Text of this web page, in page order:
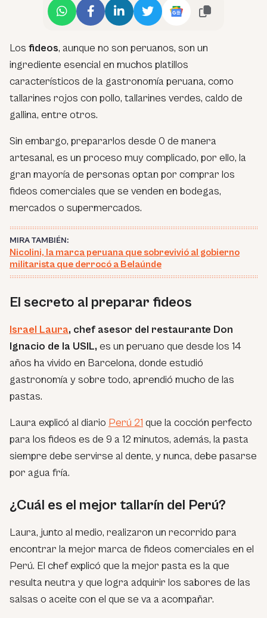
Los fideos, aunque no son peruanos, son un
ingrediente esencial en muchos platillos
característicos de la gastronomía peruana, como
tallarines rojos con pollo, tallarines verdes, caldo de
gallina, entre otros.
Sin embargo, prepararlos desde 0 de manera
artesanal, es un proceso muy complicado, por ello, la
gran mayoría de personas optan por comprar los
fideos comerciales que se venden en bodegas,
mercados o supermercados.
MIRA TAMBIÉN:
Nicolini, la marca peruana que sobrevivió al gobierno
militarista que derrocó a Belaúnde
El secreto al preparar fideos
Israel Laura, chef asesor del restaurante Don
Ignacio de la USIL, es un peruano que desde los 14
años ha vivido en Barcelona, donde estudió
gastronomía y sobre todo, aprendió mucho de las
pastas.
Laura explicó al diario Perú 21 que la cocción perfecto
para los fideos es de 9 a 12 minutos, además, la pasta
siempre debe servirse al dente, y nunca, debe pasarse
por agua fría.
¿Cuál es el mejor tallarín del Perú?
Laura, junto al medio, realizaron un recorrido para
encontrar la mejor marca de fideos comerciales en el
Perú. El chef explicó que la mejor pasta es la que
resulta neutra y que logra adquirir los sabores de las
salsas o aceite con el que se va a acompañar.